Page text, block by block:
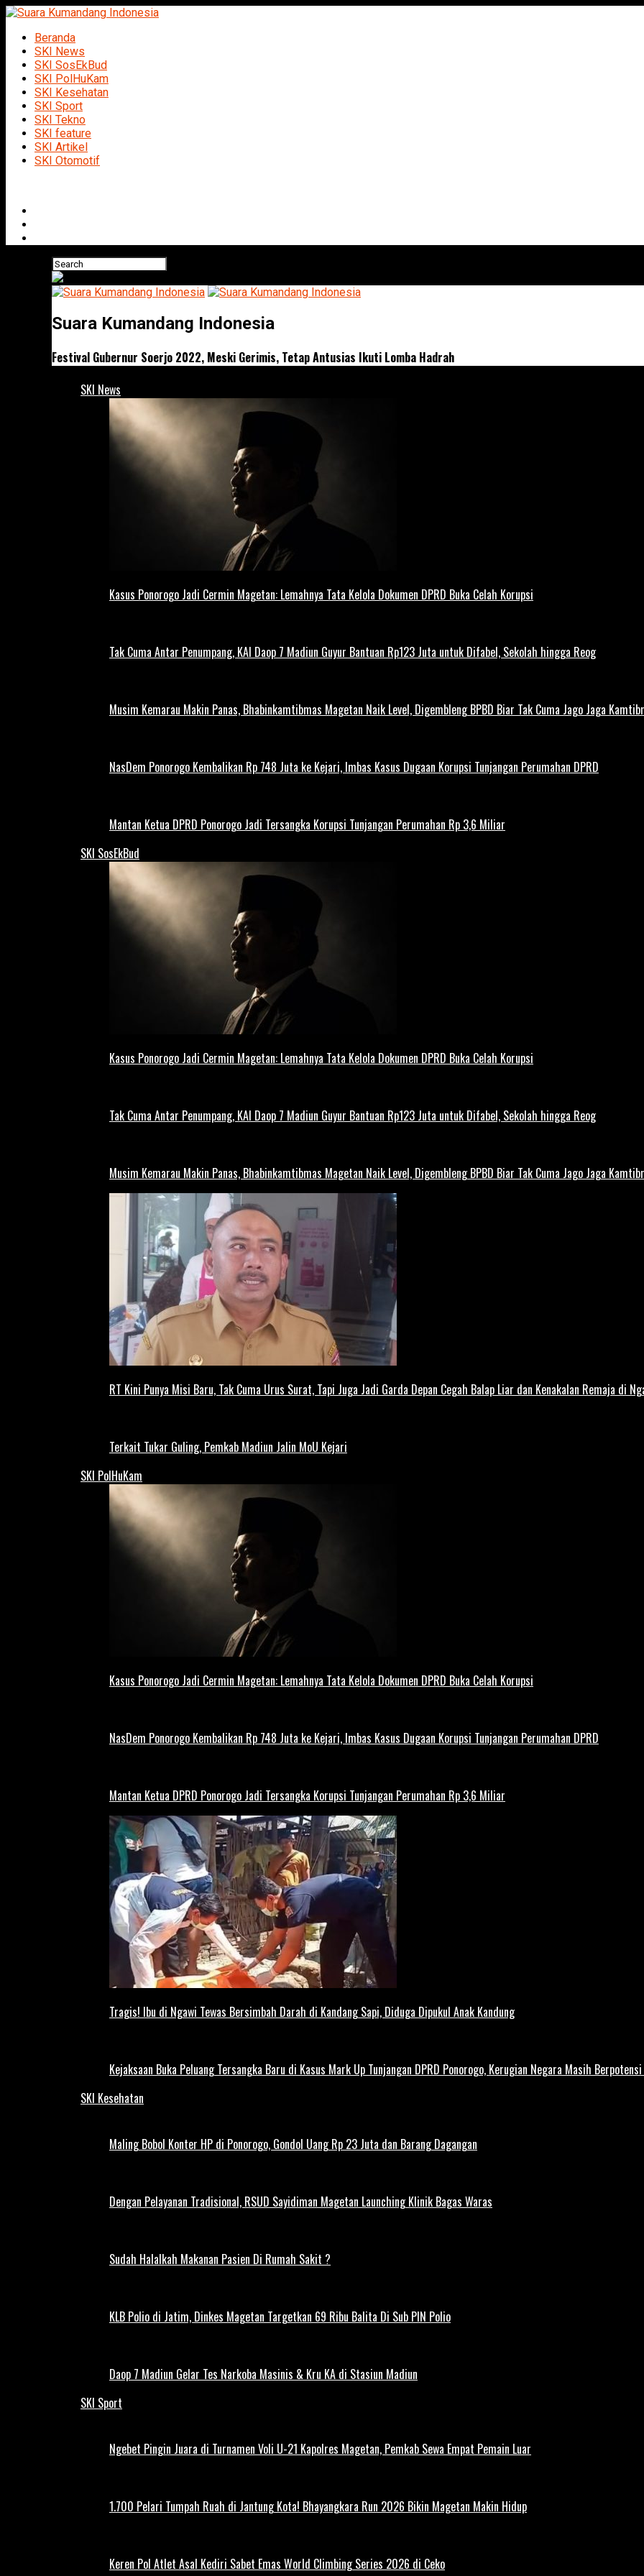
Beranda
SKI News
SKI SosEkBud
SKI PolHuKam
SKI Kesehatan
SKI Sport
SKI Tekno
SKI feature
SKI Artikel
SKI Otomotif
Suara Kumandang Indonesia
Festival Gubernur Soerjo 2022, Meski Gerimis, Tetap Antusias Ikuti Lomba Hadrah
SKI News
Kasus Ponorogo Jadi Cermin Magetan: Lemahnya Tata Kelola Dokumen DPRD Buka Celah Korupsi
Tak Cuma Antar Penumpang, KAI Daop 7 Madiun Guyur Bantuan Rp123 Juta untuk Difabel, Sekolah hingga Reog
Musim Kemarau Makin Panas, Bhabinkamtibmas Magetan Naik Level, Digembleng BPBD Biar Tak Cuma Jago Jaga
NasDem Ponorogo Kembalikan Rp 748 Juta ke Kejari, Imbas Kasus Dugaan Korupsi Tunjangan Perumahan DPRD
Mantan Ketua DPRD Ponorogo Jadi Tersangka Korupsi Tunjangan Perumahan Rp 3,6 Miliar
SKI SosEkBud
Kasus Ponorogo Jadi Cermin Magetan: Lemahnya Tata Kelola Dokumen DPRD Buka Celah Korupsi
Tak Cuma Antar Penumpang, KAI Daop 7 Madiun Guyur Bantuan Rp123 Juta untuk Difabel, Sekolah hingga Reog
Musim Kemarau Makin Panas, Bhabinkamtibmas Magetan Naik Level, Digembleng BPBD Biar Tak Cuma Jago Jaga
RT Kini Punya Misi Baru, Tak Cuma Urus Surat, Tapi Juga Jadi Garda Depan Cegah Balap Liar dan Kenakalan Remaja di
Terkait Tukar Guling, Pemkab Madiun Jalin MoU Kejari
SKI PolHuKam
Kasus Ponorogo Jadi Cermin Magetan: Lemahnya Tata Kelola Dokumen DPRD Buka Celah Korupsi
NasDem Ponorogo Kembalikan Rp 748 Juta ke Kejari, Imbas Kasus Dugaan Korupsi Tunjangan Perumahan DPRD
Mantan Ketua DPRD Ponorogo Jadi Tersangka Korupsi Tunjangan Perumahan Rp 3,6 Miliar
Tragis! Ibu di Ngawi Tewas Bersimbah Darah di Kandang Sapi, Diduga Dipukul Anak Kandung
Kejaksaan Buka Peluang Tersangka Baru di Kasus Mark Up Tunjangan DPRD Ponorogo, Kerugian Negara Masih
SKI Kesehatan
Maling Bobol Konter HP di Ponorogo, Gondol Uang Rp 23 Juta dan Barang Dagangan
Dengan Pelayanan Tradisional, RSUD Sayidiman Magetan Launching Klinik Bagas Waras
Sudah Halalkah Makanan Pasien Di Rumah Sakit ?
KLB Polio di Jatim, Dinkes Magetan Targetkan 69 Ribu Balita Di Sub PIN Polio
Daop 7 Madiun Gelar Tes Narkoba Masinis & Kru KA di Stasiun Madiun
SKI Sport
Ngebet Pingin Juara di Turnamen Voli U-21 Kapolres Magetan, Pemkab Sewa Empat Pemain Luar
1.700 Pelari Tumpah Ruah di Jantung Kota! Bhayangkara Run 2026 Bikin Magetan Makin Hidup
Keren Pol Atlet Asal Kediri Sabet Emas World Climbing Series 2026 di Ceko